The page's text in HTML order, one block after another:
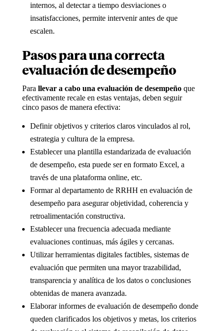
internos, al detectar a tiempo desviaciones o
insatisfacciones, permite intervenir antes de que
escalen.
Pasos para una correcta
evaluación de desempeño
Para llevar a cabo una evaluación de desempeño que
efectivamente recale en estas ventajas, deben seguir
cinco pasos de manera efectiva:
Definir objetivos y criterios claros vinculados al rol,
estrategia y cultura de la empresa.
Establecer una plantilla estandarizada de evaluación
de desempeño, esta puede ser en formato Excel, a
través de una plataforma online, etc.
Formar al departamento de RRHH en evaluación de
desempeño para asegurar objetividad, coherencia y
retroalimentación constructiva.
Establecer una frecuencia adecuada mediante
evaluaciones continuas, más ágiles y cercanas.
Utilizar herramientas digitales factibles, sistemas de
evaluación que permiten una mayor trazabilidad,
transparencia y analítica de los datos o conclusiones
obtenidas de manera avanzada.
Elaborar informes de evaluación de desempeño donde
queden clarificados los objetivos y metas, los criterios